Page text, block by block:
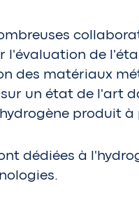
l'évaluation de
des matériaux
sur un état de l'art
produit à
dédiées à